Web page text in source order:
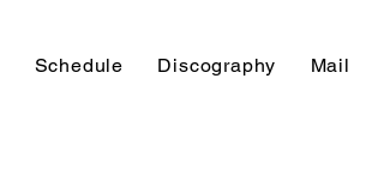
Schedule Discography Mail